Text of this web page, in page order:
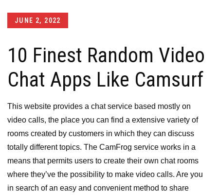
Posted
JUNE 2, 2022
10 Finest Random Video
Chat Apps Like Camsurf
This website provides a chat service based mostly on
video calls, the place you can find a extensive variety of
rooms created by customers in which they can discuss
totally different topics. The CamFrog service works in a
means that permits users to create their own chat rooms
where they’ve the possibility to make video calls. Are you
in search of an easy and convenient method to share